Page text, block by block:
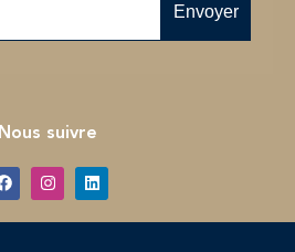
Envoyer
Nous suivre